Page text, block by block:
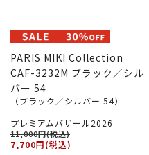
PARIS MIKI Collection
CAF-3232M ブラック／シル
バー 54
（ブラック／シルバー 54）
プレミアムバザール2026
11,000円(税込)
7,700円(税込)